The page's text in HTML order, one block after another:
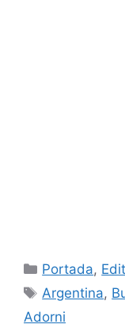
Categorías
Portada,
Etiquetas
Argentina,
Adorni